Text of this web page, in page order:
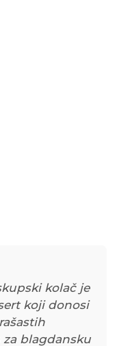
kolač je
koji donosi
za blagdansku